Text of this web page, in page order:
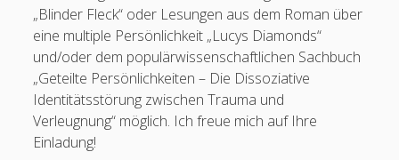
„Blinder Fleck“ oder Lesungen aus dem Roman über
eine multiple Persönlichkeit „Lucys Diamonds“
und/oder dem populärwissenschaftlichen Sachbuch
„Geteilte Persönlichkeiten – Die Dissoziative
Identitätsstörung zwischen Trauma und
Verleugnung“ möglich. Ich freue mich auf Ihre
Einladung!